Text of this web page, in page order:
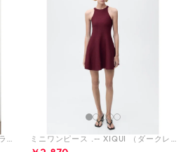
ミニワンピース .-- PALOMA （ブラウン） ミニワンピース .-- XIQUI （ダークレッド）